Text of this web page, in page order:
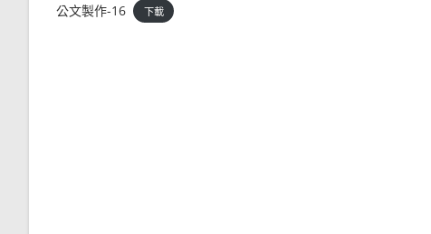
公文製作-16 下載